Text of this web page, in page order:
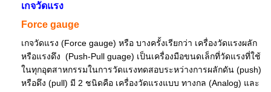
เกจวัดแรง
Force gauge
เกจวัดแรง (Force gauge) หรือ บางครั้งเรียกว่า เครื่องวัดแรงผลัก
หรือแรงดึง (Push-Pull guage) เป็นเครื่องมือขนดเล็กที่วัดแรงที่ใช้
ในทุกอุตสาหกรรมในการวัดแรงทดสอบระหว่างการผลักดัน (push)
หรือดึง (pull) มี 2 ชนิดคือ เครื่องวัดแรงแบบ ทางกล (Analog) และ